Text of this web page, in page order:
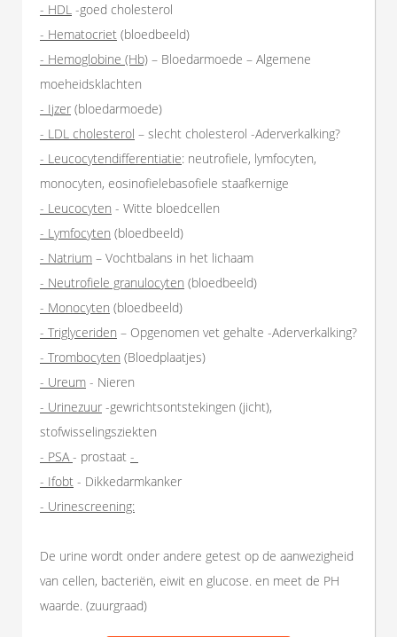
- HDL -goed cholesterol
- Hematocriet (bloedbeeld)
- Hemoglobine (Hb) – Bloedarmoede – Algemene
moeheidsklachten
- Ijzer (bloedarmoede)
- LDL cholesterol – slecht cholesterol -Aderverkalking?
- Leucocytendifferentiatie: neutrofiele, lymfocyten,
monocyten, eosinofielebasofiele staafkernige
- Leucocyten - Witte bloedcellen
- Lymfocyten (bloedbeeld)
- Natrium – Vochtbalans in het lichaam
- Neutrofiele granulocyten (bloedbeeld)
- Monocyten (bloedbeeld)
- Triglyceriden – Opgenomen vet gehalte -Aderverkalking?
- Trombocyten (Bloedplaatjes)
- Ureum - Nieren
- Urinezuur -gewrichtsontstekingen (jicht),
stofwisselingsziekten
- PSA- prostaat -
- Ifobt - Dikkedarmkanker
- Urinescreening:
De urine wordt onder andere getest op de aanwezigheid
van cellen, bacteriën, eiwit en glucose. en meet de PH
waarde. (zuurgraad)